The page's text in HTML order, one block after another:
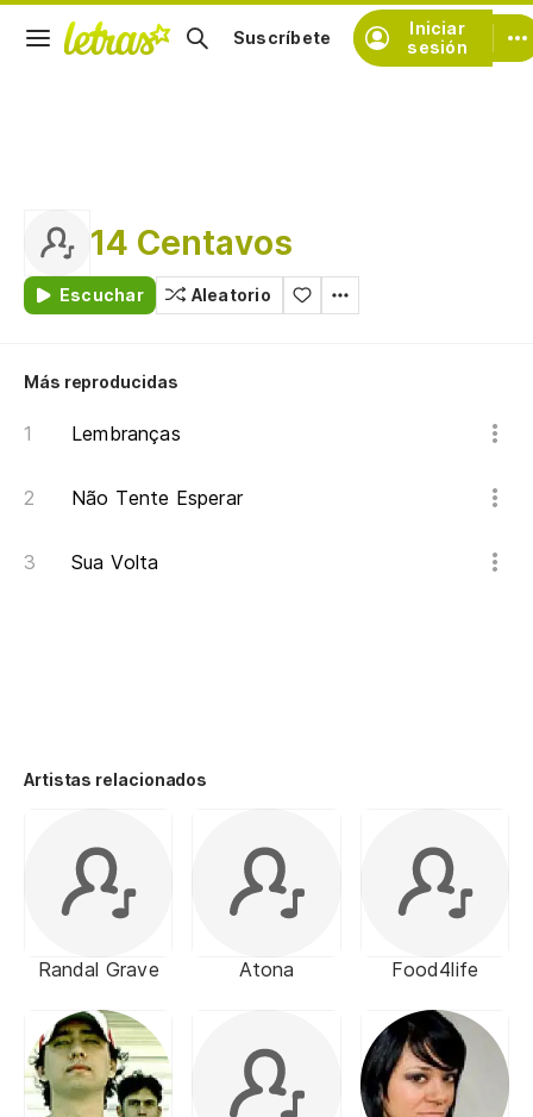
Iniciar
sesión
Suscríbete
14 Centavos
Escuchar Aleatorio
Más reproducidas
Lembranças
Não Tente Esperar
Sua Volta
Artistas relacionados
Randal Grave Atona Food4life